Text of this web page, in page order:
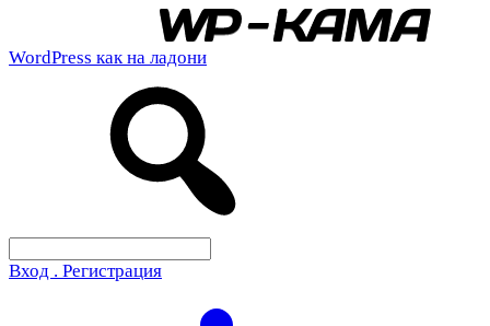
WordPress как на ладони
Вход . Регистрация